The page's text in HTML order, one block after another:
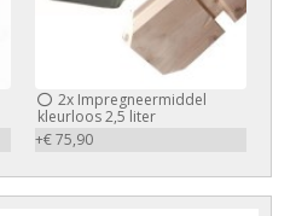
2xImpregneermiddel
kleurloos 2,5 liter
+€ 75,90